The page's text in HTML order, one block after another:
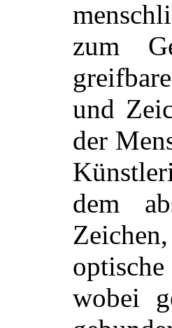
zum
und
der
dem
wobei